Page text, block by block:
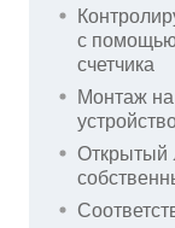
с
счетчика
Монтаж на
Открытый